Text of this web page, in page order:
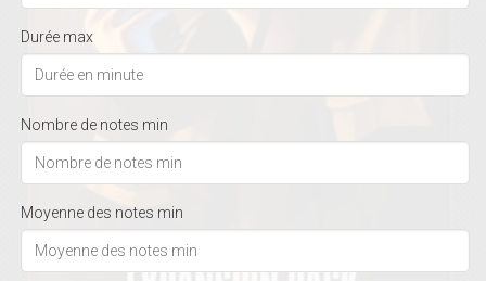
Durée max
Nombre de notes min
Moyenne des notes min